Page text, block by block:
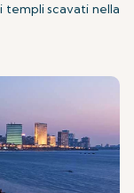
templi scavati nella